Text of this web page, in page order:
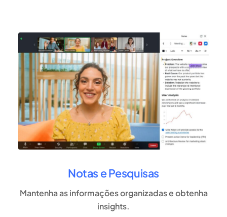
Notas e Pesquisas
Mantenha as informações organizadas e obtenha
insights.